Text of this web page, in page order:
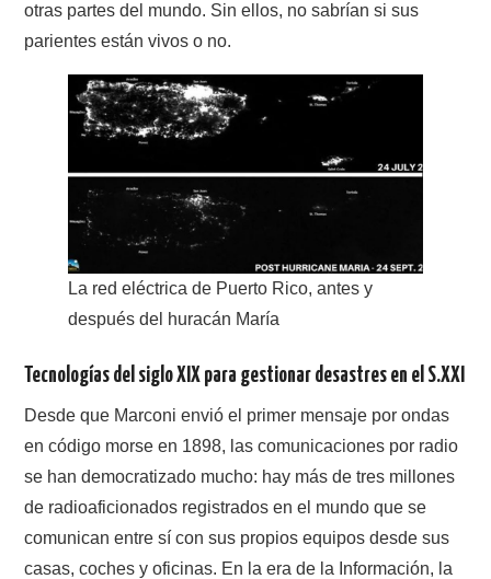
otras partes del mundo. Sin ellos, no sabrían si sus
parientes están vivos o no.
La red eléctrica de Puerto Rico, antes y
después del huracán María
Tecnologías del siglo XIX para gestionar desastres en el S.XXI
Desde que Marconi envió el primer mensaje por ondas
en código morse en 1898, las comunicaciones por radio
se han democratizado mucho: hay más de tres millones
de radioaficionados registrados en el mundo que se
comunican entre sí con sus propios equipos desde sus
casas, coches y oficinas. En la era de la Información, la